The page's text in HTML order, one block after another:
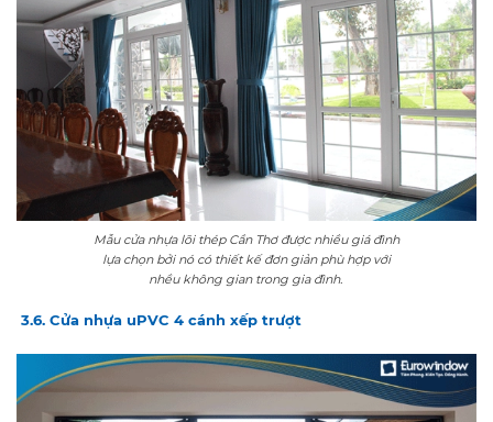
Mẫu cửa nhựa lõi thép Cần Thơ được nhiều giá đình
lựa chọn bởi nó có thiết kế đơn giản phù hợp với
nhều không gian trong gia đình.
3.6. Cửa nhựa uPVC 4 cánh xếp trượt